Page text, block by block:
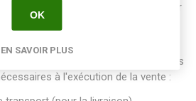
(Article 6.1.b du RGPD) pour
vente et la livraison, ainsi que sur nos
Vos données ne sont transmises
à l'exécution de la vente :
OK
EN SAVOIR PLUS